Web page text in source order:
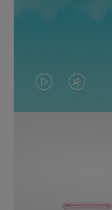
DAS
VIDEO
IST